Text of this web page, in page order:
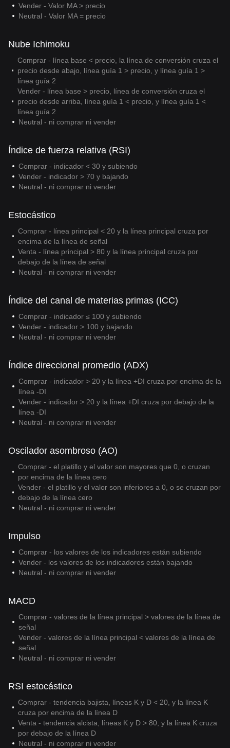
Vender - Valor MA > precio
Neutral - Valor MA = precio
Nube Ichimoku
Comprar - línea base < precio, la línea de conversión cruza el
precio desde abajo, línea guía 1 > precio, y línea guía 1 >
línea guía 2
Vender - línea base > precio, línea de conversión cruza el
precio desde arriba, línea guía 1 < precio, y línea guía 1 <
línea guía 2
Neutral - ni comprar ni vender
Índice de fuerza relativa (RSI)
Comprar - indicador < 30 y subiendo
Vender - indicador > 70 y bajando
Neutral - ni comprar ni vender
Estocástico
Comprar - línea principal < 20 y la línea principal cruza por
encima de la línea de señal
Venta - línea principal > 80 y la línea principal cruza por
debajo de la línea de señal
Neutral - ni comprar ni vender
Índice del canal de materias primas (ICC)
Comprar - indicador ≤ 100 y subiendo
Vender - indicador > 100 y bajando
Neutral - ni comprar ni vender
Índice direccional promedio (ADX)
Comprar - indicador > 20 y la línea +DI cruza por encima de la
línea -DI
Vender - indicador > 20 y la línea +DI cruza por debajo de la
línea -DI
Neutral - ni comprar ni vender
Oscilador asombroso (AO)
Comprar - el platillo y el valor son mayores que 0, o cruzan
por encima de la línea cero
Vender - el platillo y el valor son inferiores a 0, o se cruzan por
debajo de la línea cero
Neutral - ni comprar ni vender
Impulso
Comprar - los valores de los indicadores están subiendo
Vender - los valores de los indicadores están bajando
Neutral - ni comprar ni vender
MACD
Comprar - valores de la línea principal > valores de la línea de
señal
Vender - valores de la línea principal < valores de la línea de
señal
Neutral - ni comprar ni vender
RSI estocástico
Comprar - tendencia bajista, líneas K y D < 20, y la línea K
cruza por encima de la línea D
Venta - tendencia alcista, líneas K y D > 80, y la línea K cruza
por debajo de la línea D
Neutral - ni comprar ni vender